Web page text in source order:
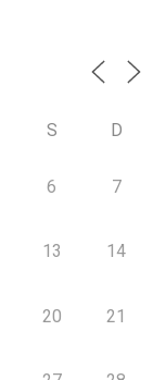
S D
6 7
13 14
20 21